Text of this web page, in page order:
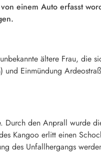
einem Auto erfasst
ältere Frau, die
Einmündung
Durch den Anprall wurde
Kangoo erlitt einen
des Unfallhergangs